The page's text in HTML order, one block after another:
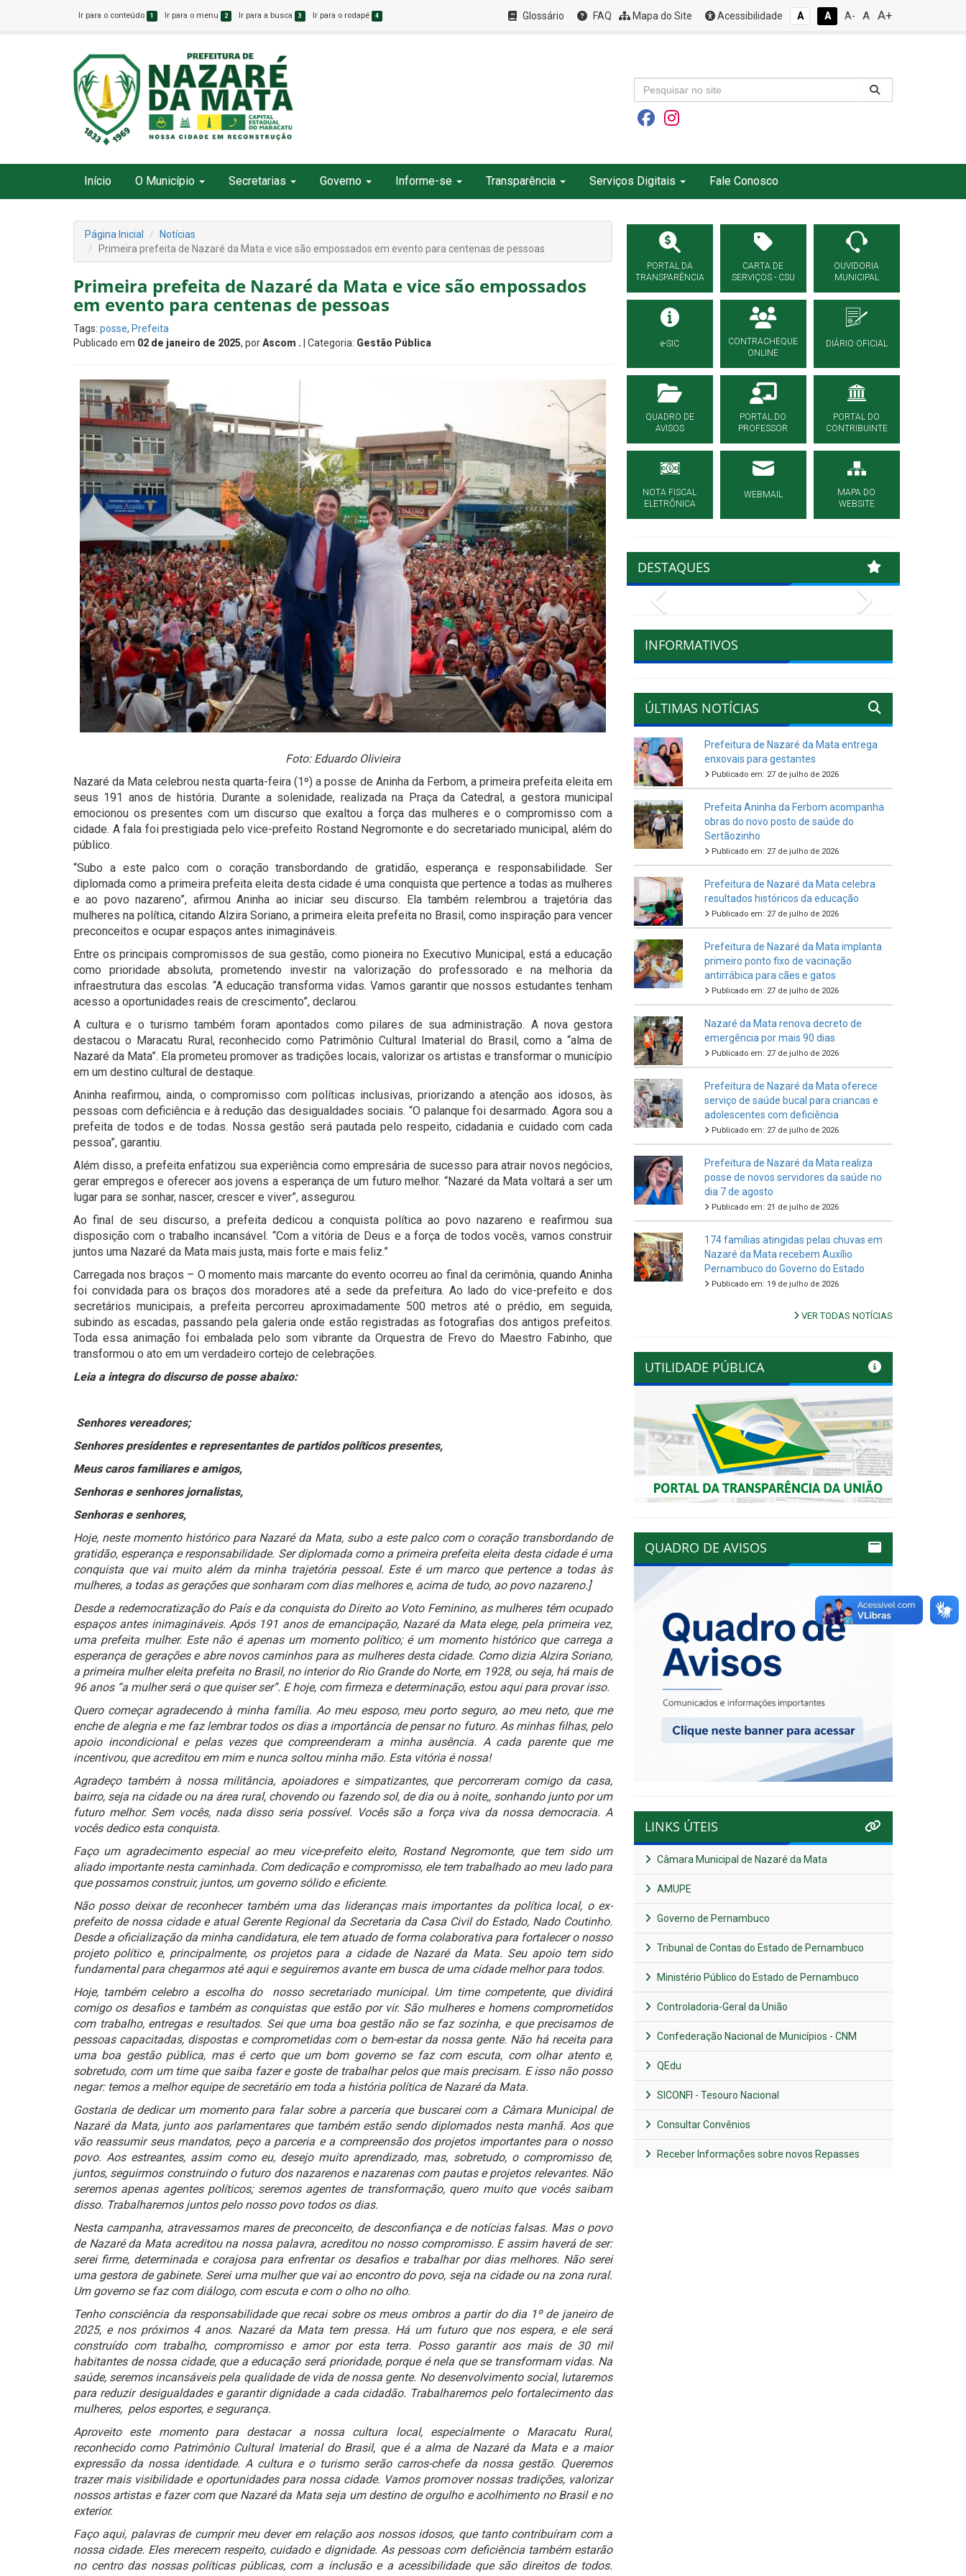
Ir para o conteúdo 1 Ir para o menu 2 Ir para a busca 3 Ir para o rodapé 4 Glossário FAQ Mapa do Site Acessibilidade A A A- A A+
Início O Município Secretarias Governo Informe-se Transparência Serviços Digitais Fale Conosco
Página Inicial
Notícias
Primeira prefeita de Nazaré da Mata e vice são empossados em evento para centenas de pessoas
Primeira prefeita de Nazaré da Mata e vice são empossados
em evento para centenas de pessoas
Tags: posse, Prefeita
Publicado em 02 de janeiro de 2025, porAscom . | Categoria: Gestão Pública
Foto: Eduardo Olivieira
Nazaré da Mata celebrou nesta quarta-feira (1º) a posse de Aninha da Ferbom, a primeira prefeita eleita em
seus 191 anos de história. Durante a solenidade, realizada na Praça da Catedral, a gestora municipal
emocionou os presentes com um discurso que exaltou a força das mulheres e o compromisso com a
cidade. A fala foi prestigiada pelo vice-prefeito Rostand Negromonte e do secretariado municipal, além do
público.
“Subo a este palco com o coração transbordando de gratidão, esperança e responsabilidade. Ser
diplomada como a primeira prefeita eleita desta cidade é uma conquista que pertence a todas as mulheres
e ao povo nazareno”, afirmou Aninha ao iniciar seu discurso. Ela também relembrou a trajetória das
mulheres na política, citando Alzira Soriano, a primeira eleita prefeita no Brasil, como inspiração para vencer
preconceitos e ocupar espaços antes inimagináveis.
Entre os principais compromissos de sua gestão, como pioneira no Executivo Municipal, está a educação
como prioridade absoluta, prometendo investir na valorização do professorado e na melhoria da
infraestrutura das escolas. “A educação transforma vidas. Vamos garantir que nossos estudantes tenham
acesso a oportunidades reais de crescimento”, declarou.
A cultura e o turismo também foram apontados como pilares de sua administração. A nova gestora
destacou o Maracatu Rural, reconhecido como Patrimônio Cultural Imaterial do Brasil, como a “alma de
Nazaré da Mata”. Ela prometeu promover as tradições locais, valorizar os artistas e transformar o município
em um destino cultural de destaque.
Aninha reafirmou, ainda, o compromisso com políticas inclusivas, priorizando a atenção aos idosos, às
pessoas com deficiência e à redução das desigualdades sociais. “O palanque foi desarmado. Agora sou a
prefeita de todos e de todas. Nossa gestão será pautada pelo respeito, cidadania e cuidado com cada
pessoa”, garantiu.
Além disso, a prefeita enfatizou sua experiência como empresária de sucesso para atrair novos negócios,
gerar empregos e oferecer aos jovens a esperança de um futuro melhor. “Nazaré da Mata voltará a ser um
lugar para se sonhar, nascer, crescer e viver”, assegurou.
Ao final de seu discurso, a prefeita dedicou a conquista política ao povo nazareno e reafirmou sua
disposição com o trabalho incansável. “Com a vitória de Deus e a força de todos vocês, vamos construir
juntos uma Nazaré da Mata mais justa, mais forte e mais feliz.”
Carregada nos braços – O momento mais marcante do evento ocorreu ao final da cerimônia, quando Aninha
foi convidada para os braços dos moradores até a sede da prefeitura. Ao lado do vice-prefeito e dos
secretários municipais, a prefeita percorreu aproximadamente 500 metros até o prédio, em seguida,
subindo as escadas, passando pela galeria onde estão registradas as fotografias dos antigos prefeitos.
Toda essa animação foi embalada pelo som vibrante da Orquestra de Frevo do Maestro Fabinho, que
transformou o ato em um verdadeiro cortejo de celebrações.
Leia a integra do discurso de posse abaixo:
Senhores vereadores;
Senhores presidentes e representantes de partidos políticos presentes,
Meus caros familiares e amigos,
Senhoras e senhores jornalistas,
Senhoras e senhores,
Hoje, neste momento histórico para Nazaré da Mata, subo a este palco com o coração transbordando de
gratidão, esperança e responsabilidade. Ser diplomada como a primeira prefeita eleita desta cidade é uma
conquista que vai muito além da minha trajetória pessoal. Este é um marco que pertence a todas às
mulheres, a todas as gerações que sonharam com dias melhores e, acima de tudo, ao povo nazareno.]
Desde a redemocratização do País e da conquista do Direito ao Voto Feminino, as mulheres têm ocupado
espaços antes inimagináveis. Após 191 anos de emancipação, Nazaré da Mata elege, pela primeira vez,
uma prefeita mulher. Este não é apenas um momento político; é um momento histórico que carrega a
esperança de gerações e abre novos caminhos para as mulheres desta cidade. Como dizia Alzira Soriano,
a primeira mulher eleita prefeita no Brasil, no interior do Rio Grande do Norte, em 1928, ou seja, há mais de
96 anos “a mulher será o que quiser ser”. E hoje, com firmeza e determinação, estou aqui para provar isso.
Quero começar agradecendo à minha família. Ao meu esposo, meu porto seguro, ao meu neto, que me
enche de alegria e me faz lembrar todos os dias a importância de pensar no futuro. As minhas filhas, pelo
apoio incondicional e pelas vezes que compreenderam a minha ausência. A cada parente que me
incentivou, que acreditou em mim e nunca soltou minha mão. Esta vitória é nossa!
Agradeço também à nossa militância, apoiadores e simpatizantes, que percorreram comigo da casa,
bairro, seja na cidade ou na área rural, chovendo ou fazendo sol, de dia ou à noite,, sonhando junto por um
futuro melhor. Sem vocês, nada disso seria possível. Vocês são a força viva da nossa democracia. A
vocês dedico esta conquista.
Faço um agradecimento especial ao meu vice-prefeito eleito, Rostand Negromonte, que tem sido um
aliado importante nesta caminhada. Com dedicação e compromisso, ele tem trabalhado ao meu lado para
que possamos construir, juntos, um governo sólido e eficiente.
Não posso deixar de reconhecer também uma das lideranças mais importantes da política local, o ex-
prefeito de nossa cidade e atual Gerente Regional da Secretaria da Casa Civil do Estado, Nado Coutinho.
Desde a oficialização da minha candidatura, ele tem atuado de forma colaborativa para fortalecer o nosso
projeto político e, principalmente, os projetos para a cidade de Nazaré da Mata. Seu apoio tem sido
fundamental para chegarmos até aqui e seguiremos avante em busca de uma cidade melhor para todos.
Hoje, também celebro a escolha do nosso secretariado municipal. Um time competente, que dividirá
comigo os desafios e também as conquistas que estão por vir. São mulheres e homens comprometidos
com trabalho, entregas e resultados. Sei que uma boa gestão não se faz sozinha, e que precisamos de
pessoas capacitadas, dispostas e comprometidas com o bem-estar da nossa gente. Não há receita para
uma boa gestão pública, mas é certo que um bom governo se faz com escuta, com olhar atento e,
sobretudo, com um time que saiba fazer e goste de trabalhar pelos que mais precisam. E isso não posso
negar: temos a melhor equipe de secretário em toda a história política de Nazaré da Mata.
Gostaria de dedicar um momento para falar sobre a parceria que buscarei com a Câmara Municipal de
Nazaré da Mata, junto aos parlamentares que também estão sendo diplomados nesta manhã. Aos que
vão reassumir seus mandatos, peço a parceria e a compreensão dos projetos importantes para o nosso
povo. Aos estreantes, assim como eu, desejo muito aprendizado, mas, sobretudo, o compromisso de,
juntos, seguirmos construindo o futuro dos nazarenos e nazarenas com pautas e projetos relevantes. Não
seremos apenas agentes políticos; seremos agentes de transformação, quero muito que vocês saibam
disso. Trabalharemos juntos pelo nosso povo todos os dias.
Nesta campanha, atravessamos mares de preconceito, de desconfiança e de notícias falsas. Mas o povo
de Nazaré da Mata acreditou na nossa palavra, acreditou no nosso compromisso. E assim haverá de ser:
serei firme, determinada e corajosa para enfrentar os desafios e trabalhar por dias melhores. Não serei
uma gestora de gabinete. Serei uma mulher que vai ao encontro do povo, seja na cidade ou na zona rural.
Um governo se faz com diálogo, com escuta e com o olho no olho.
Tenho consciência da responsabilidade que recai sobre os meus ombros a partir do dia 1º de janeiro de
2025, e nos próximos 4 anos. Nazaré da Mata tem pressa. Há um futuro que nos espera, e ele será
construído com trabalho, compromisso e amor por esta terra. Posso garantir aos mais de 30 mil
habitantes de nossa cidade, que a educação será prioridade, porque é nela que se transformam vidas. Na
saúde, seremos incansáveis pela qualidade de vida de nossa gente. No desenvolvimento social, lutaremos
para reduzir desigualdades e garantir dignidade a cada cidadão. Trabalharemos pelo fortalecimento das
mulheres, pelos esportes, e segurança.
Aproveito este momento para destacar a nossa cultura local, especialmente o Maracatu Rural,
reconhecido como Patrimônio Cultural Imaterial do Brasil, que é a alma de Nazaré da Mata e a maior
expressão da nossa identidade. A cultura e o turismo serão carros-chefe da nossa gestão. Queremos
trazer mais visibilidade e oportunidades para nossa cidade. Vamos promover nossas tradições, valorizar
nossos artistas e fazer com que Nazaré da Mata seja um destino de orgulho e acolhimento no Brasil e no
exterior.
Faço aqui, palavras de cumprir meu dever em relação aos nossos idosos, que tanto contribuíram com a
nossa cidade. Eles merecem respeito, cuidado e dignidade. As pessoas com deficiência também estarão
no centro das nossas políticas públicas, com a inclusão e a acessibilidade que são direitos de todos.
PORTAL DA
TRANSPARÊNCIA
CARTA DE
SERVIÇOS - CSU
OUVIDORIA
MUNICIPAL
e-SIC
CONTRACHEQUE
ONLINE
DIÁRIO OFICIAL
QUADRO DE
AVISOS
PORTAL DO
PROFESSOR
PORTAL DO
CONTRIBUINTE
NOTA FISCAL
ELETRÔNICA
WEBMAIL
MAPA DO
WEBSITE
DESTAQUES
INFORMATIVOS
ÚLTIMAS NOTÍCIAS
Prefeitura de Nazaré da Mata entrega
enxovais para gestantes
Publicado em: 27 de julho de 2026
Prefeita Aninha da Ferbom acompanha
obras do novo posto de saúde do
Sertãozinho
Publicado em: 27 de julho de 2026
Prefeitura de Nazaré da Mata celebra
resultados históricos da educação
Publicado em: 27 de julho de 2026
Prefeitura de Nazaré da Mata implanta
primeiro ponto fixo de vacinação
antirrábica para cães e gatos
Publicado em: 27 de julho de 2026
Nazaré da Mata renova decreto de
emergência por mais 90 dias
Publicado em: 27 de julho de 2026
Prefeitura de Nazaré da Mata oferece
serviço de saúde bucal para criancas e
adolescentes com deficiência
Publicado em: 27 de julho de 2026
Prefeitura de Nazaré da Mata realiza
posse de novos servidores da saúde no
dia 7 de agosto
Publicado em: 21 de julho de 2026
174 famílias atingidas pelas chuvas em
Nazaré da Mata recebem Auxílio
Pernambuco do Governo do Estado
Publicado em: 19 de julho de 2026
VER TODAS NOTÍCIAS
UTILIDADE PÚBLICA
Previous Next
QUADRO DE AVISOS
LINKS ÚTEIS
Câmara Municipal de Nazaré da Mata
AMUPE
Governo de Pernambuco
Tribunal de Contas do Estado de Pernambuco
Ministério Público do Estado de Pernambuco
Controladoria-Geral da União
Confederação Nacional de Municípios - CNM
QEdu
SICONFI - Tesouro Nacional
Consultar Convênios
Receber Informações sobre novos Repasses